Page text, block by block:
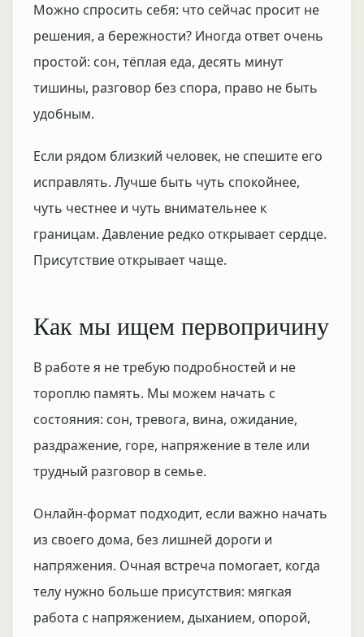
Можно спросить себя: что сейчас просит не
решения, а бережности? Иногда ответ очень
простой: сон, тёплая еда, десять минут
тишины, разговор без спора, право не быть
удобным.
Если рядом близкий человек, не спешите его
исправлять. Лучше быть чуть спокойнее,
чуть честнее и чуть внимательнее к
границам. Давление редко открывает сердце.
Присутствие открывает чаще.
Как мы ищем первопричину
В работе я не требую подробностей и не
тороплю память. Мы можем начать с
состояния: сон, тревога, вина, ожидание,
раздражение, горе, напряжение в теле или
трудный разговор в семье.
Онлайн-формат подходит, если важно начать
из своего дома, без лишней дороги и
напряжения. Очная встреча помогает, когда
телу нужно больше присутствия: мягкая
работа с напряжением, дыханием, опорой,